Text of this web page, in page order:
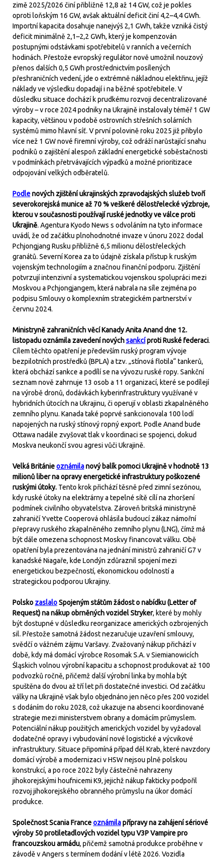
zimě 2025/2026 činí přibližně 12,8 až 14 GW, což je pokles
oproti loňským 16 GW, avšak aktuální deficit činí 4,2–4,4 GWh.
Importní kapacita dosahuje nanejvýš 2,1 GWh, takže vzniká čistý
deficit minimálně 2,1–2,2 GWh, který je kompenzován
postupnými odstávkami spotřebitelů v ranních a večerních
hodinách. Přestože evropský regulátor nově umožnil nouzový
přenos dalších 0,5 GWh prostřednictvím posílených
přeshraničních vedení, jde o extrémně nákladnou elektřinu, jejíž
náklady ve výsledku dopadají i na běžné spotřebitele. V
důsledku situace dochází k prudkému rozvoji decentralizované
výroby – v roce 2024 podniky na Ukrajině instalovaly téměř 1 GW
kapacity, většinou v podobě ostrovních střešních solárních
systémů mimo hlavní síť. V první polovině roku 2025 již přibylo
více než 1 GW nové firemní výroby, což odráží narůstající snahu
podniků o zajištění alespoň základní energetické soběstačnosti
v podmínkách přetrvávajících výpadků a možné prioritizace
odpojování velkých odběratelů.
Podlenových zjištění ukrajinských zpravodajských služeb tvoří
severokorejská munice až 70 % veškeré dělostřelecké výzbroje,
kterou v současnosti používají ruské jednotky ve válce proti
Ukrajině. Agentura Kyodo News s odvoláním na tyto informace
uvádí, že od začátku plnohodnotné invaze v únoru 2022 dodal
Pchjongjang Rusku přibližně 6,5 milionu dělostřeleckých
granátů. Severní Korea za to údajně získala přístup k ruským
vojenským technologiím a značnou finanční podporu. Zjištění
potvrzují intenzivní a systematickou vojenskou spolupráci mezi
Moskvou a Pchjongjangem, která nabrala na síle zejména po
podpisu Smlouvy o komplexním strategickém partnerství v
červnu 2024.
Ministryně zahraničních věcí Kanady Anita Anand dne 12.
listopadu oznámila zavedení novýchsankcíproti Ruské federaci.
Cílem těchto opatření je především ruský program vývoje
bezpilotních prostředků (BPLA) a tzv. „stínová flotila“ tankerů,
která obchází sankce a podílí se na vývozu ruské ropy. Sankční
seznam nově zahrnuje 13 osob a 11 organizací, které se podílejí
na výrobě dronů, dodávkách kyberinfrastruktury využívané v
hybridních útocích na Ukrajinu, či operují v oblasti zkapalněného
zemního plynu. Kanada také poprvé sankcionovala 100 lodí
napojených na ruský stínový ropný export. Podle Anand bude
Ottawa nadále zvyšovat tlak v koordinaci se spojenci, dokud
Moskva neukončí svou agresi vůči Ukrajině.
Velká Británieoznámilanový balík pomoci Ukrajině v hodnotě 13
milionů liber na opravy energetické infrastruktury poškozené
ruskými útoky. Tento krok přichází těsně před zimní sezónou,
kdy ruské útoky na elektrárny a tepelné sítě cílí na zhoršení
podmínek civilního obyvatelstva. Zároveň britská ministryně
zahraničí Yvette Cooperová ohlásila budoucí zákaz námořní
přepravy ruského zkapalněného zemního plynu (LNG), čímž má
být dále omezena schopnost Moskvy financovat válku. Obě
opatření byla prezentována na jednání ministrů zahraničí G7 v
kanadské Niagaře, kde Londýn zdůraznil spojení mezi
energetickou bezpečností, ekonomickou odolností a
strategickou podporou Ukrajiny.
Polsko zaslaloSpojeným státům žádost o nabídku (Letter of
Request) na nákup obrněných vozidel Stryker, které by mohly
být dostupné v důsledku reorganizace amerických ozbrojených
sil. Přestože samotná žádost nezaručuje uzavření smlouvy,
svědčí o vážném zájmu Varšavy. Zvažovaný nákup přichází v
době, kdy má domácí výrobce Rosomak S.A. v Siemianowicích
Śląskich volnou výrobní kapacitu a schopnost produkovat až 100
podvozků ročně, přičemž další výrobní linka by mohla být
spuštěna do dvou až tří let při dostatečné investici. Od začátku
války na Ukrajině však bylo objednáno jen něco přes 200 vozidel
s dodáním do roku 2028, což ukazuje na absenci koordinované
strategie mezi ministerstvem obrany a domácím průmyslem.
Potenciální nákup použitých amerických vozidel by vyžadoval
dodatečné opravy i vybudování nové logistické a výcvikové
infrastruktury. Situace připomíná případ děl Krab, které navzdory
domácí výrobě a modernizaci v HSW nejsou plně polskou
konstrukcí, a po roce 2022 byly částečně nahrazeny
jihokorejskými houfnicemi K9, jejichž nákup fakticky podpořil
rozvoj jihokorejského obranného průmyslu na úkor domácí
produkce.
Společnost Scania Franceoznámilapřípravy na zahájení sériové
výroby 50 protiletadlových vozidel typu V3P Vampire pro
francouzskou armádu, přičemž samotná produkce proběhne v
závodě v Angers s termínem dodání v létě 2026. Vozidla